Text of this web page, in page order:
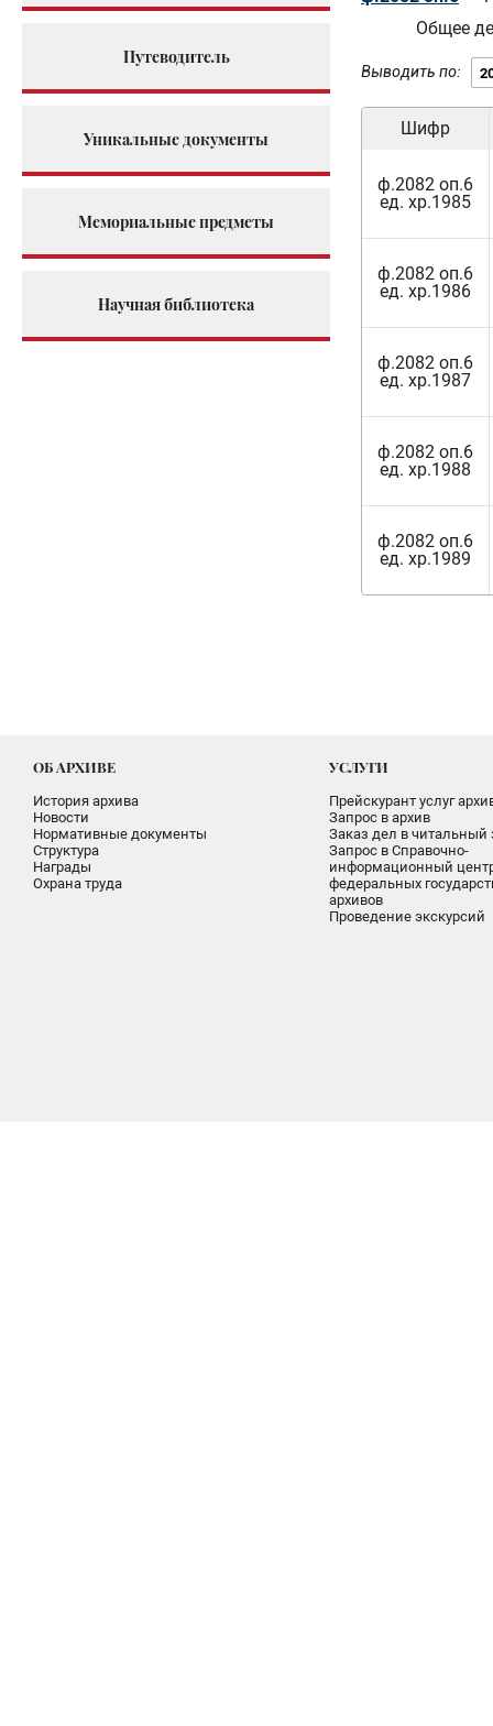
Путеводитель
Уникальные документы
Мемориальные предметы
Научная библиотека
Общее
Выводить по:
Шифр
ф.2082 оп.6
ед. хр.1985
ф.2082 оп.6
ед. хр.1986
ф.2082 оп.6
ед. хр.1987
ф.2082 оп.6
ед. хр.1988
ф.2082 оп.6
ед. хр.1989
ОБ АРХИВЕ
История архива
Новости
Нормативные документы
Структура
Награды
Охрана труда
УСЛУГИ
Прейскурант услуг
Запрос в архив
Заказ дел в читальный
Запрос в Справочно-
информационный
федеральных
архивов
Проведение экскурсий